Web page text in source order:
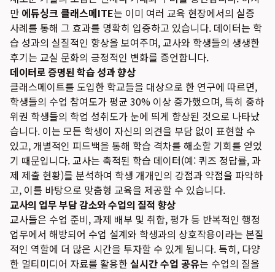
만 에듀싱크 클래스메ITE는 이미 여러 교육 현장에서의 실증
사례를 통해 그 효과를 명확히 입증하고 있습니다. 데이터는 학
습 성과의 실질적인 향상을 보여주며, 교사와 학생들의 생생한
후기는 교실 문화의 긍정적인 변화를 증언합니다.
데이터로 증명된 학습 성과 향상
클래스메이트를 도입한 학교들을 대상으로 한 연구에 따르면,
학생들의 수업 참여도가 평균 30% 이상 증가했으며, 특히 중하
위권 학생들의 학업 성취도가 눈에 띄게 향상된 것으로 나타났
습니다. 이는 모든 학생이 자신의 의견을 부담 없이 표현할 수
있고, 개별적인 피드백을 통해 학습 격차를 해소할 기회를 얻었
기 때문입니다. 교사는 축적된 학습 데이터(예: 퀴즈 정답률, 과
제 제출 현황)를 분석하여 학생 개개인의 강점과 약점을 파악하
고, 이를 바탕으로 맞춤형 교육을 제공할 수 있습니다.
교사의 업무 부담 감소와 수업의 질적 향상
교사들은 수업 준비, 과제 배부 및 취합, 평가 등 반복적인 행정
업무에서 해방되어 수업 설계와 학생과의 상호작용이라는 본질
적인 역할에 더 많은 시간을 투자할 수 있게 됩니다. 특히, 다양
한 멀티미디어 자료를 활용한실시간 수업 공유는 수업의 질을